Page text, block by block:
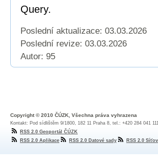
Query.
Poslední aktualizace: 03.03.2026
Poslední revize: 03.03.2026
Autor: 95
Copyright © 2010 ČÚZK, Všechna práva vyhrazena
Kontakt: Pod sídlištěm 9/1800, 182 11 Praha 8, tel.: +420 284 041
RSS 2.0 Geoportál ČÚZK
RSS 2.0 Aplikace
RSS 2.0 Datové sady RSS 2.0